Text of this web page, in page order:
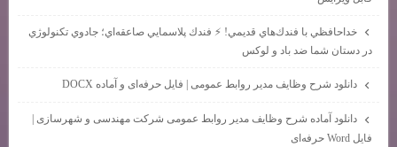
خداحافظي با فندك‌هاي قديمي! ⚡ فندك پلاسمايي صاعقه‌اي؛ جادوي تكنولوژي
در دستان شما ضد باد و لوكس
دانلود شرح وظایف مدیر روابط عمومی | فایل حرفه‌ای و آماده DOCX
دانلود آماده شرح وظایف مدیر روابط عمومی شرکت مهندسی و شهرسازی |
فایل Word حرفه‌ای